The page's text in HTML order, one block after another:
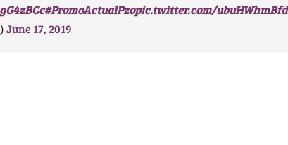
#PromoActualPzopic.twitter.com/ubuHWhmBfd
June 17, 2019